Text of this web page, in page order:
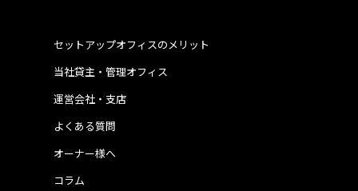
運営会社・支店
よくある質問
当社貸主・管理オフィス
オーナー様へ
コラム
セットアップオフィスのメリット